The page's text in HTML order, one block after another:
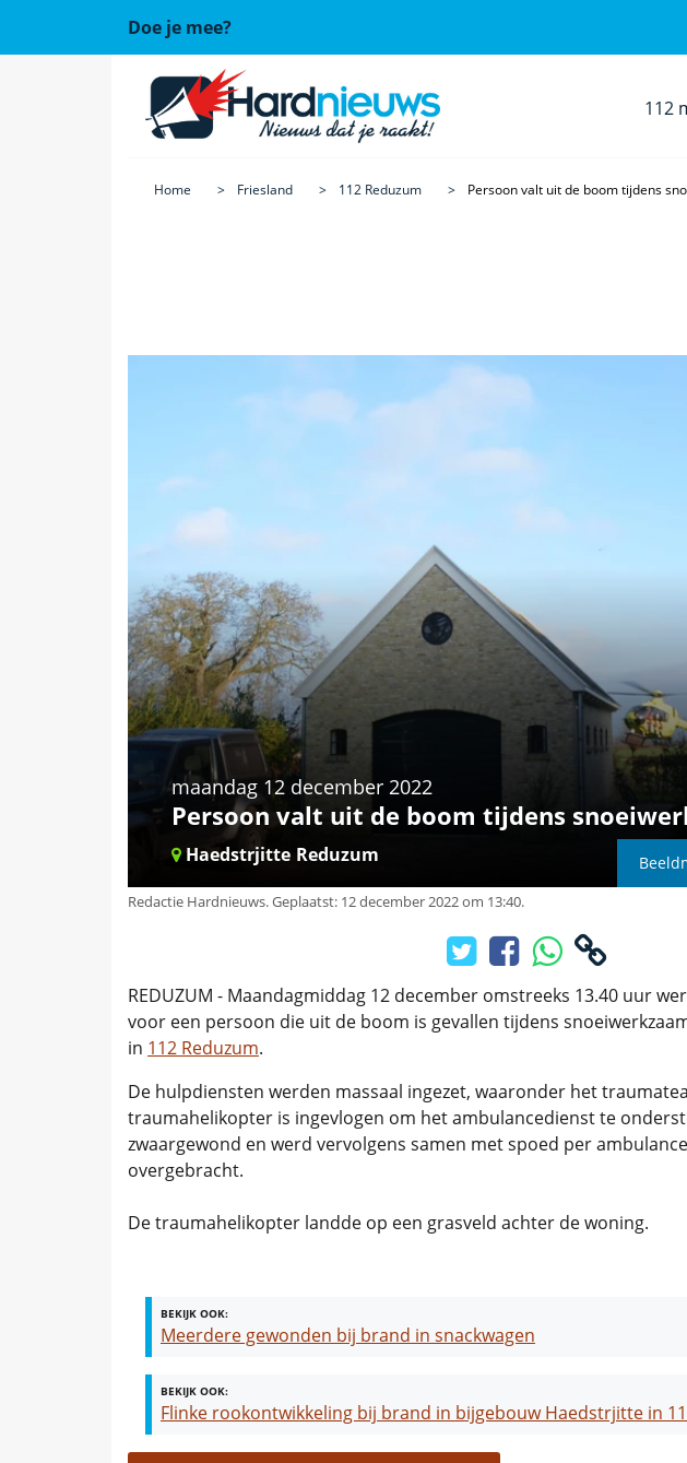
Doe je mee?
112
Home Friesland 112 Reduzum Persoon valt uit de boom tijdens
maandag 12 december 2022
Persoon valt uit de boom tijdens
Haedstrjitte Reduzum
Redactie Hardnieuws.Geplaatst: 12 december 2022 om 13:40.
REDUZUM - Maandagmiddag 12 december omstreeks 13.40 uur
voor een persoon die uit de boom is gevallen tijdens
in 112 Reduzum.
De hulpdiensten werden massaal ingezet, waaronder het
traumahelikopter is ingevlogen om het ambulancedienst te
zwaargewond en werd vervolgens samen met spoed per
overgebracht.
De traumahelikopter landde op een grasveld achter de woning.
BEKIJK OOK:
Meerdere gewonden bij brand in snackwagen
BEKIJK OOK:
Flinke rookontwikkeling bij brand in bijgebouw Haedstrjitte in